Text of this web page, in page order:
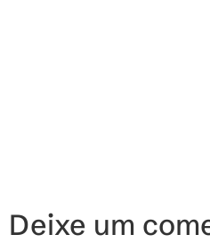
Deixe um